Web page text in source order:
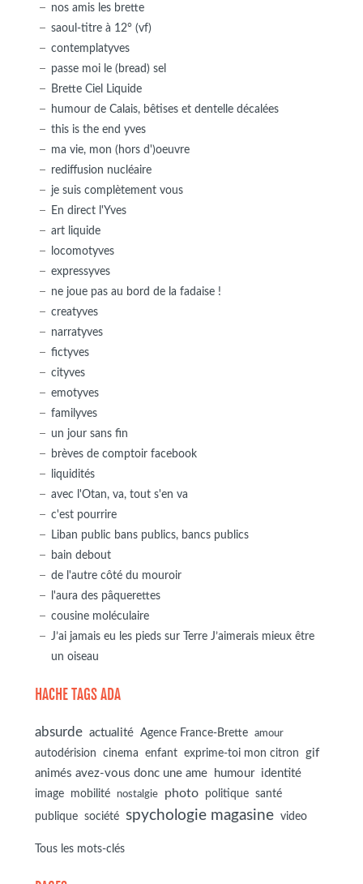
nos amis les brette
saoul-titre à 12° (vf)
contemplatyves
passe moi le (bread) sel
Brette Ciel Liquide
humour de Calais, bêtises et dentelle décalées
this is the end yves
ma vie, mon (hors d')oeuvre
rediffusion nucléaire
je suis complètement vous
En direct l'Yves
art liquide
locomotyves
expressyves
ne joue pas au bord de la fadaise !
creatyves
narratyves
fictyves
cityves
emotyves
familyves
un jour sans fin
brèves de comptoir facebook
liquidités
avec l'Otan, va, tout s'en va
c'est pourrire
Liban public bans publics, bancs publics
bain debout
de l'autre côté du mouroir
l'aura des pâquerettes
cousine moléculaire
J’ai jamais eu les pieds sur Terre J’aimerais mieux être
un oiseau
HACHE TAGS ADA
absurde actualité Agence France-Brette amour
autodérision cinema enfant exprime-toi mon citron
gif
animés avez-vous donc une ame
humour identité
image mobilité nostalgie photo politique
santé
publique
société spychologie magasine video
Tous les mots-clés